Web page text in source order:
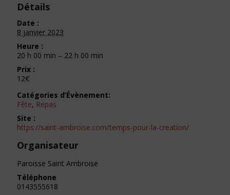
Détails
Date :
8 janvier 2023
Heure :
20 h 00 min – 22 h 00 min
Prix :
12€
Catégories d’Évènement:
Fête, Repas
Site :
https://saint-ambroise.com/temps-pour-la-creation/
Organisateur
Paroisse Saint Ambroise
Téléphone
0143555618